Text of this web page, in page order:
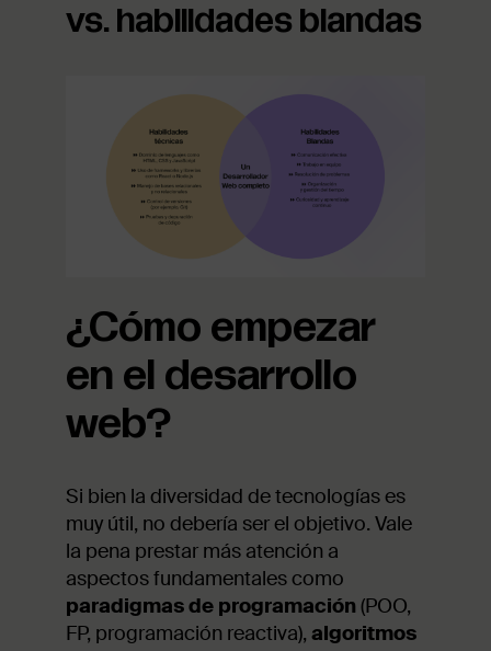
vs. habilidades blandas
¿Cómo empezar
en el desarrollo
web?
Si bien la diversidad de tecnologías es
muy útil, no debería ser el objetivo. Vale
la pena prestar más atención a
aspectos fundamentales como
paradigmas de programación (POO,
FP, programación reactiva), algoritmos